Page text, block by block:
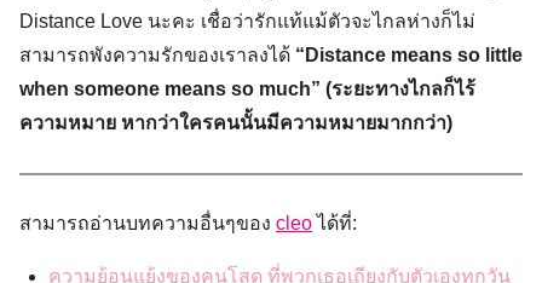
Distance Love นะคะ เชื่อว่ารักแท้แม้ตัวจะไกลห่างก็ไม่
สามารถพังความรักของเราลงได้ “Distance means so little
when someone means so much” (ระยะทางไกลก็ไร้
ความหมาย หากว่าใครคนนั้นมีความหมายมากกว่า)
สามารถอ่านบทความอื่นๆของ cleoได้ที่:
ความย้อนแย้งของคนโสด ที่พวกเธอเถียงกับตัวเองทุกวัน